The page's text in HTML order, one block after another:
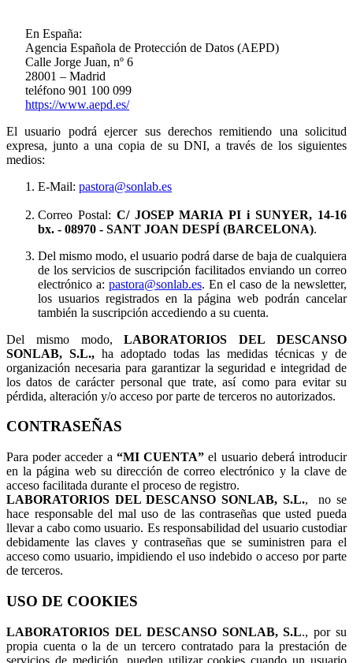
En España:
Agencia Española de Protección de Datos (AEPD)
Calle Jorge Juan, nº 6
28001 – Madrid
teléfono 901 100 099
https://www.aepd.es/
El usuario podrá ejercer sus derechos remitiendo una solicitud
expresa, junto a una copia de su DNI, a través de los siguientes
medios:
E-Mail: pastora@sonlab.es
Correo Postal: C/ JOSEP MARIA PI i SUNYER, 14-16
bx. - 08970 - SANT JOAN DESPÍ (BARCELONA).
Del mismo modo, el usuario podrá darse de baja de cualquiera
de los servicios de suscripción facilitados enviando un correo
electrónico a: pastora@sonlab.es. En el caso de la newsletter,
los usuarios registrados en la página web podrán cancelar
también la suscripción accediendo a su cuenta.
Del mismo modo,LABORATORIOS DEL DESCANSO
SONLAB, S.L., ha adoptado todas las medidas técnicas y de
organización necesaria para garantizar la seguridad e integridad de
los datos de carácter personal que trate, así como para evitar su
pérdida, alteración y/o acceso por parte de terceros no autorizados.
CONTRASEÑAS
Para poder acceder a “MI CUENTA” el usuario deberá introducir
en la página web su dirección de correo electrónico y la clave de
acceso facilitada durante el proceso de registro.
LABORATORIOS DEL DESCANSO SONLAB, S.L., no se
hace responsable del mal uso de las contraseñas que usted pueda
llevar a cabo como usuario. Es responsabilidad del usuario custodiar
debidamente las claves y contraseñas que se suministren para el
acceso como usuario, impidiendo el uso indebido o acceso por parte
de terceros.
USO DE COOKIES
LABORATORIOS DEL DESCANSO SONLAB, S.L., por su
propia cuenta o la de un tercero contratado para la prestación de
servicios de medición, pueden utilizar cookies cuando un usuario